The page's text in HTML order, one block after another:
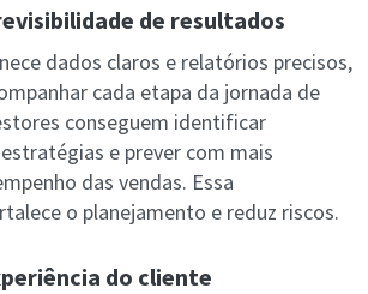
de resultados
dados claros e relatórios precisos,
cada etapa da jornada de
conseguem identificar
e prever com mais
das vendas. Essa
o planejamento e reduz riscos.
do cliente